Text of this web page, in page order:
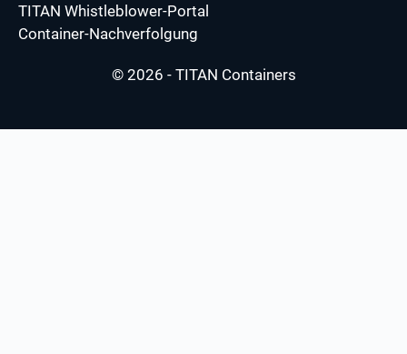
TITAN Whistleblower-Portal
Container-Nachverfolgung
© 2026 - TITAN Containers